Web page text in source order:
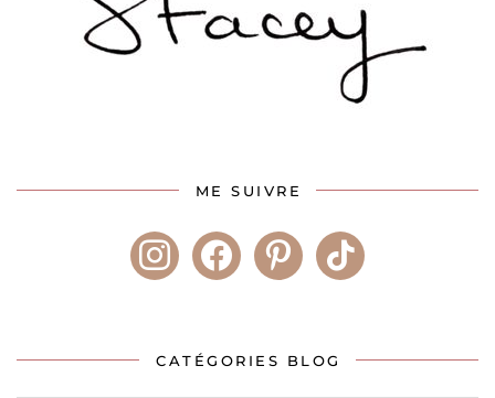
ME SUIVRE
instagramfacebookpinteresttiktok
CATÉGORIES BLOG